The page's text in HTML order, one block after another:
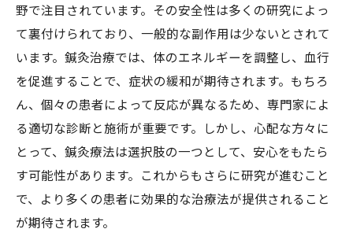
野で注目されています。その安全性は多くの研究によっ
て裏付けられており、一般的な副作用は少ないとされて
います。鍼灸治療では、体のエネルギーを調整し、血行
を促進することで、症状の緩和が期待されます。もちろ
ん、個々の患者によって反応が異なるため、専門家によ
る適切な診断と施術が重要です。しかし、心配な方々に
とって、鍼灸療法は選択肢の一つとして、安心をもたら
す可能性があります。これからもさらに研究が進むこと
で、より多くの患者に効果的な治療法が提供されること
が期待されます。